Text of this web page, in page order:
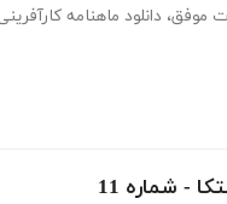
موفق، دانلود ماهنامه
- شماره 11